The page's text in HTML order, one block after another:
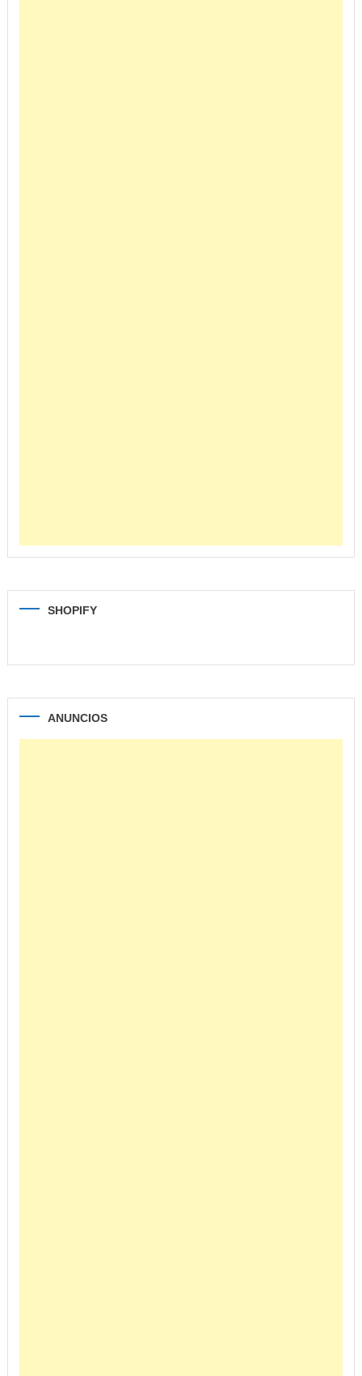
SHOPIFY
ANUNCIOS